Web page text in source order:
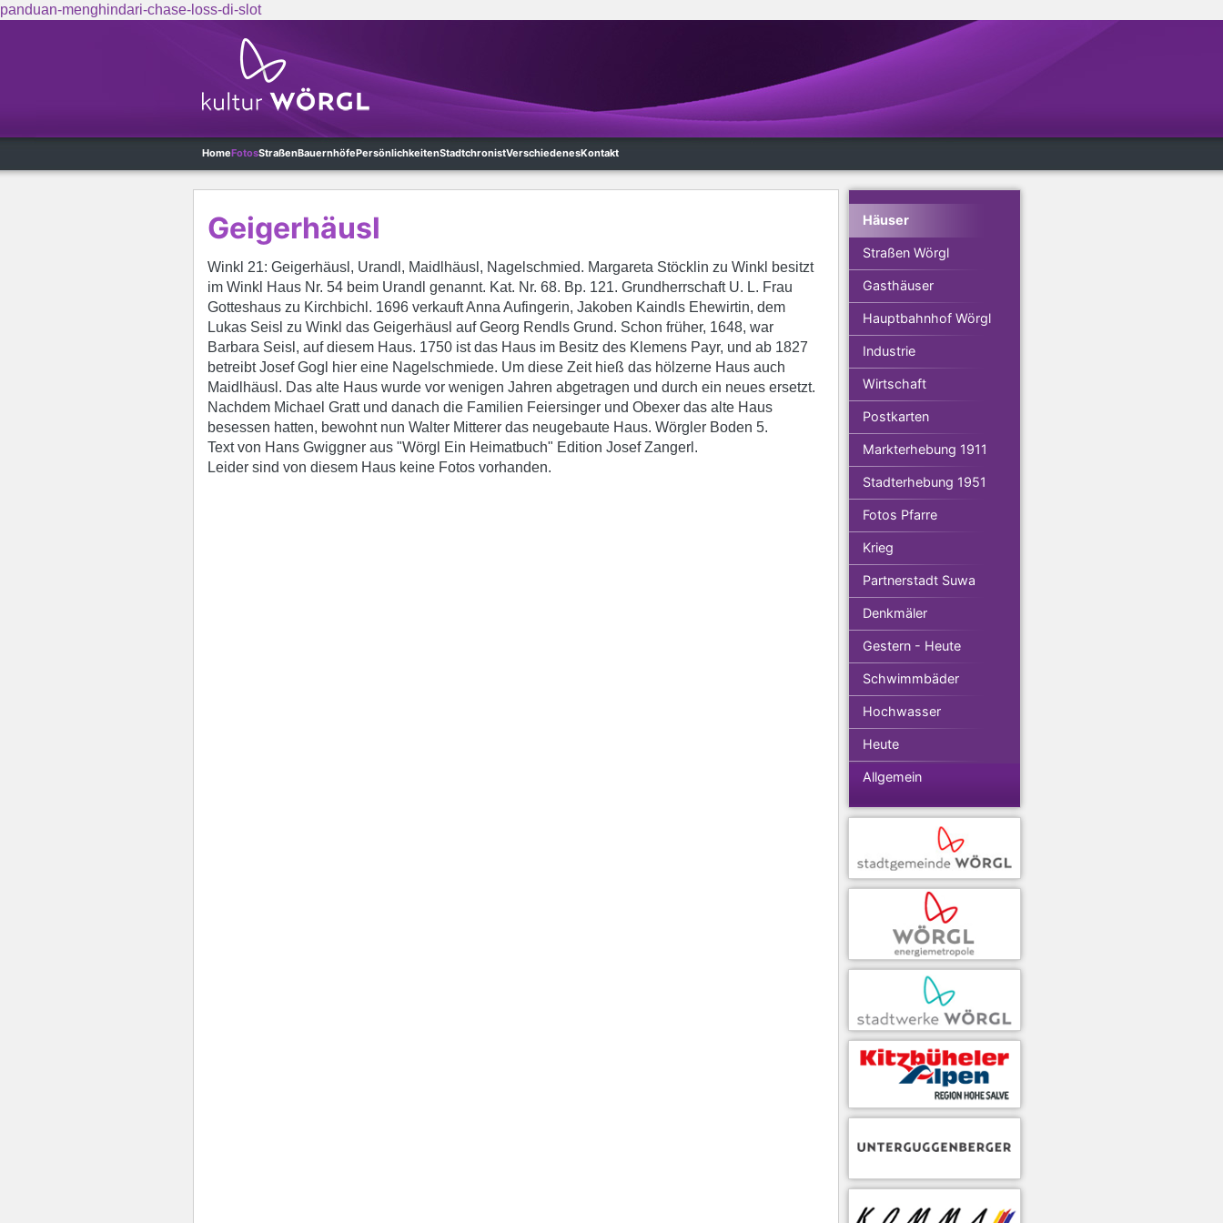
panduan-menghindari-chase-loss-di-slot
HomeFotosStraßenBauernhöfePersönlichkeitenStadtchronistVerschiedenesKontakt
Geigerhäusl
Winkl 21: Geigerhäusl, Urandl, Maidlhäusl, Nagelschmied. Margareta Stöcklin zu Winkl besitzt
im Winkl Haus Nr. 54 beim Urandl genannt. Kat. Nr. 68. Bp. 121. Grundherrschaft U. L. Frau
Gotteshaus zu Kirchbichl. 1696 verkauft Anna Aufingerin, Jakoben Kaindls Ehewirtin, dem
Lukas Seisl zu Winkl das Geigerhäusl auf Georg Rendls Grund. Schon früher, 1648, war
Barbara Seisl, auf diesem Haus. 1750 ist das Haus im Besitz des Klemens Payr, und ab 1827
betreibt Josef Gogl hier eine Nagelschmiede. Um diese Zeit hieß das hölzerne Haus auch
Maidlhäusl. Das alte Haus wurde vor wenigen Jahren abgetragen und durch ein neues ersetzt.
Nachdem Michael Gratt und danach die Familien Feiersinger und Obexer das alte Haus
besessen hatten, bewohnt nun Walter Mitterer das neugebaute Haus. Wörgler Boden 5.
Text von Hans Gwiggner aus "Wörgl Ein Heimatbuch" Edition Josef Zangerl.
Leider sind von diesem Haus keine Fotos vorhanden.
Häuser
Straßen Wörgl
Gasthäuser
Hauptbahnhof Wörgl
Industrie
Wirtschaft
Postkarten
Markterhebung 1911
Stadterhebung 1951
Fotos Pfarre
Krieg
Partnerstadt Suwa
Denkmäler
Gestern - Heute
Schwimmbäder
Hochwasser
Heute
Allgemein